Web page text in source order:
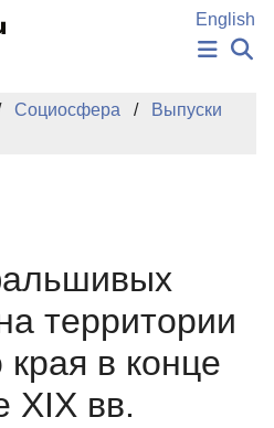
English
Социосфера
Выпуски
территории
края в конце
XIX вв.